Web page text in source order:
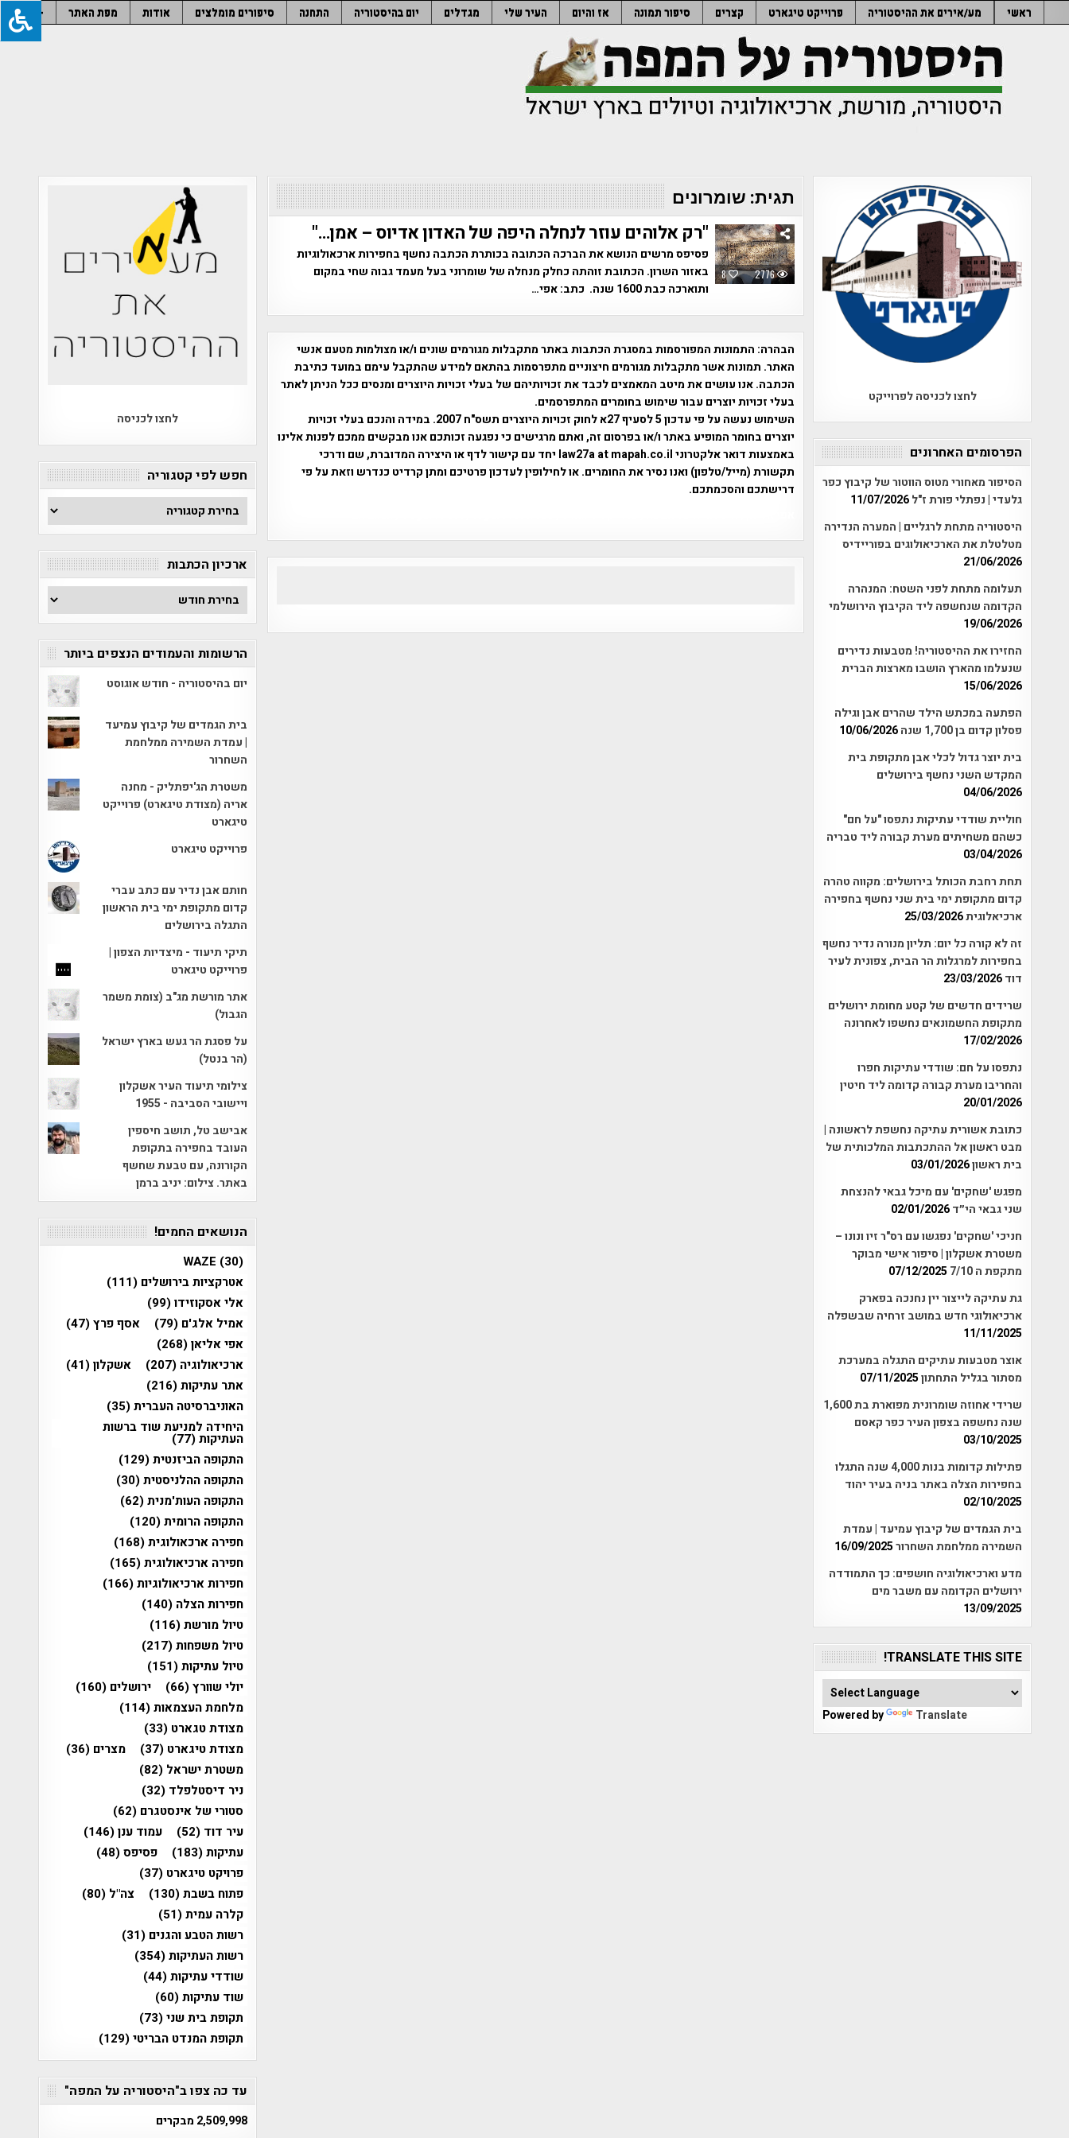
to
ראשי מע/אירים את ההיסטוריה פרוייקט טיגארט קצרים סיפור תמונה אז והיום העיר שלי מגדלים יום בהיסטוריה התחנה סיפורים מומלצים אודות מפת האתר –
תגית: שומרונים
8 2776
"רק אלוהים עוזר לנחלה היפה של האדון אדיוס – אמן…"
פסיפס מרשים הנושא את הברכה הכתובה בכותרת הכתבה נחשף בחפירות ארכאולוגיות
באזור השרון. הכתובת זוהתה כחלק מנחלה של שומרוני בעל מעמד גבוה שחי במקום
ותוארכה כבת 1600 שנה. כתב: אפי…
הבהרה: התמונות המפורסמות במסגרת הכתבות באתר מתקבלות מגורמים שונים ו/או מצולמות מטעם אנשי
האתר. תמונות אשר מתקבלות מגורמים חיצוניים מתפרסמות בהתאם למידע שהתקבל עימם במועד כתיבת
הכתבה. אנו עושים את מיטב המאמצים לכבד את זכויותיהם של בעלי זכויות היוצרים ומנסים ככל הניתן לאתר
בעלי זכויות יוצרים עבור שימוש בחומרים המתפרסמים.
השימוש נעשה על פי עדכון 5 לסעיף 27א לחוק זכויות היוצרים תשס"ח 2007. במידה והנכם בעלי זכויות
יוצרים בחומר המופיע באתר ו/או בפרסום זה, ואתם מרגישים כי נפגעה זכותכם אנו מבקשים ממכם לפנות אלינו
באמצעות דואר אלקטרוני law27a at mapah.co.il יחד עם קישור לדף או היצירה המדוברת, שם ודרכי
תקשורת (מייל/טלפון) ואנו נסיר את החומרים. או לחילופין לעדכון פרטיכם ומתן קרדיט כנדרש וזאת על פי
דרישתכם והסכמתכם.
לחצו לכניסה לפרוייקט
הפרסומים האחרונים
הסיפור מאחורי מטוס הווטור של קיבוץ כפר
גלעדי | נפתלי פורת ז"ל11/07/2026
היסטוריה מתחת לרגליים | המערה הנדירה
מטלטלת את הארכיאולוגים בפוריידיס
21/06/2026
תעלומה מתחת לפני השטח: המנהרה
הקדומה שנחשפה ליד הקיבוץ הירושלמי
19/06/2026
החזירו את ההיסטוריה! מטבעות נדירים
שנעלמו מהארץ הושבו מארצות הברית
15/06/2026
הפתעה במכתש הילד שהרים אבן וגילה
פסלון קדום בן 1,700 שנה
10/06/2026
בית יוצר גדול לכלי אבן מתקופת בית
המקדש השני נחשף בירושלים
04/06/2026
חוליית שודדי עתיקות נתפסו "על חם"
כשהם משחיתים מערת קבורה ליד טבריה
03/04/2026
תחת רחבת הכותל בירושלים: מקווה טהרה
קדום מתקופת ימי בית שני נחשף בחפירה
ארכיאלוגית25/03/2026
זה לא קורה כל יום: תליון מנורה נדיר נחשף
בחפירות למרגלות הר הבית, צפונית לעיר
דוד23/03/2026
שרידים חדשים של קטע מחומת ירושלים
מתקופת החשמונאים נחשפו לאחרונה
17/02/2026
נתפסו על חם: שודדי עתיקות חפרו
והחריבו מערת קבורה קדומה ליד חיטין
20/01/2026
כתובת אשורית עתיקה נחשפת לראשונה |
מבט ראשון אל ההתכתבות המלכותית של
בית ראשון03/01/2026
מפגש 'שחקים' עם מיכל גבאי להנצחת
שני גבאי הי״ד02/01/2026
חניכי 'שחקים' נפגשו עם רס"ר זיו ונונו –
משטרת אשקלון | סיפור אישי מבוקר
מתקפת ה 7/10
07/12/2025
גת עתיקה לייצור יין נחנכה בפארק
ארכיאולוגי חדש במושב זרחיה שבשפלה
11/11/2025
אוצר מטבעות עתיקים התגלה במערכת
מסתור בגליל התחתון07/11/2025
שרידי אחוזה שומרונית מפוארת בת 1,600
שנה נחשפה בצפון העיר כפר קאסם
03/10/2025
פתילות קדומות בנות 4,000 שנה התגלו
בחפירות הצלה באתר בניה בעיר יהוד
02/10/2025
בית הגמדים של קיבוץ עמיעד | עמדת
השמירה ממלחמת השחרור16/09/2025
מדע וארכיאולוגיה חושפים: כך התמודדה
ירושלים הקדומה עם משבר מים
13/09/2025
TRANSLATE THIS SITE!
Powered by Translate
לחצו לכניסה
חפש לפי קטגוריה
חפש
לפי
קטגוריה
ארכיון הכתבות
ארכיון
הכתבות
הרשומות והעמודים הנצפים ביותר
יום בהיסטוריה - חודש אוגוסט
בית הגמדים של קיבוץ עמיעד
| עמדת השמירה ממלחמת
השחרור
משטרת הג'יפתליק - מחנה
אריה (מצודת טיגארט) פרוייקט
טיגארט
פרוייקט טיגארט
חותם אבן נדיר עם כתב עברי
קדום מתקופת ימי בית הראשון
התגלה בירושלים
תיקי תיעוד - מיצדיות הצפון |
פרוייקט טיגארט
אתר מורשת מג"ב (צומת משמר
הגבול)
על פסגת הר געש בארץ ישראל
(הר בנטל)
צילומי תיעוד העיר אשקלון
ויישובי הסביבה - 1955
אבישב טל, תושב חיספין
העובד בחפירה בתקופת
הקורונה, עם טבעת שחשף
באתר. צילום: יניב ברמן
הנושאים החמים!
WAZE (30)
אטרקציות בירושלים (111)
אלי אסקוזידו(99)
אמיל אלג'ם (79) אסף פרץ(47)
אפי אליאן(268)
ארכיאולוגיה (207) אשקלון(41)
אתר עתיקות(216)
האוניברסיטה העברית(35)
היחידה למניעת שוד ברשות
העתיקות(77)
התקופה הביזנטית(129)
התקופה ההלניסטית(30)
התקופה העות'מנית(62)
התקופה הרומית(120)
חפירה ארכאולוגית(168)
חפירה ארכיאולוגית(165)
חפירות ארכיאולוגיות(166)
חפירות הצלה (140)
טיול מורשת(116)
טיול משפחות(217)
טיול עתיקות(151)
יולי שוורץ(66) ירושלים (160)
מלחמת העצמאות(114)
מצודת טגארט (33)
מצודת טיגארט (37) מצרים (36)
משטרת ישראל (82)
ניר דיסטלפלד (32)
סטורי של אינסטגרם (62)
עיר דוד (52) עמוד ענן(146)
עתיקות(183) פסיפס(48)
פרויקט טיגארט (37)
פתוח בשבת(130) צה"ל (80)
קלרה עמית(51)
רשות הטבע והגנים (31)
רשות העתיקות(354)
שודדי עתיקות(44)
שוד עתיקות(60)
תקופת בית שני(73)
תקופת המנדט הבריטי(129)
עד כה צפו ב"היסטוריה על המפה"
2,509,998 מבקרים